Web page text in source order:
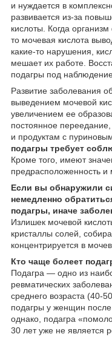
и нуждается в
развивается из-за
кислоты. Когда
то мочевая кислота
какие-то нарушения,
мешает их работе.
подагры под
Развитие заболевания
выведением мочевой
увеличением ее
постоянное
и продуктам с
подагры требует
Кроме того, имеют
предрасположенность
Если вы обнаружили
немедленно
подагры, иначе
Излишек мочевой
кристаллы солей,
концентрируется в
Кто чаще болеет
Подагра — одно из
ревматических
среднего возраста (40-
подагры у женщин
однако, подагра
30 лет уже не является